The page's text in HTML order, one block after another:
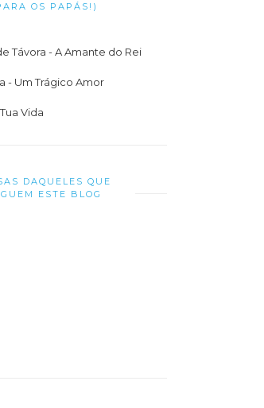
OS PAPÁS!)
Távora - A Amante do Rei
- Um Trágico Amor
Vida
DAQUELES QUE
ESTE BLOG